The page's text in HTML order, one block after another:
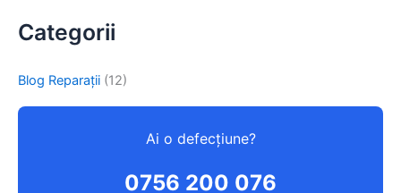
Categorii
Blog Reparații (12)
Ai o defecțiune?
0756 200 076